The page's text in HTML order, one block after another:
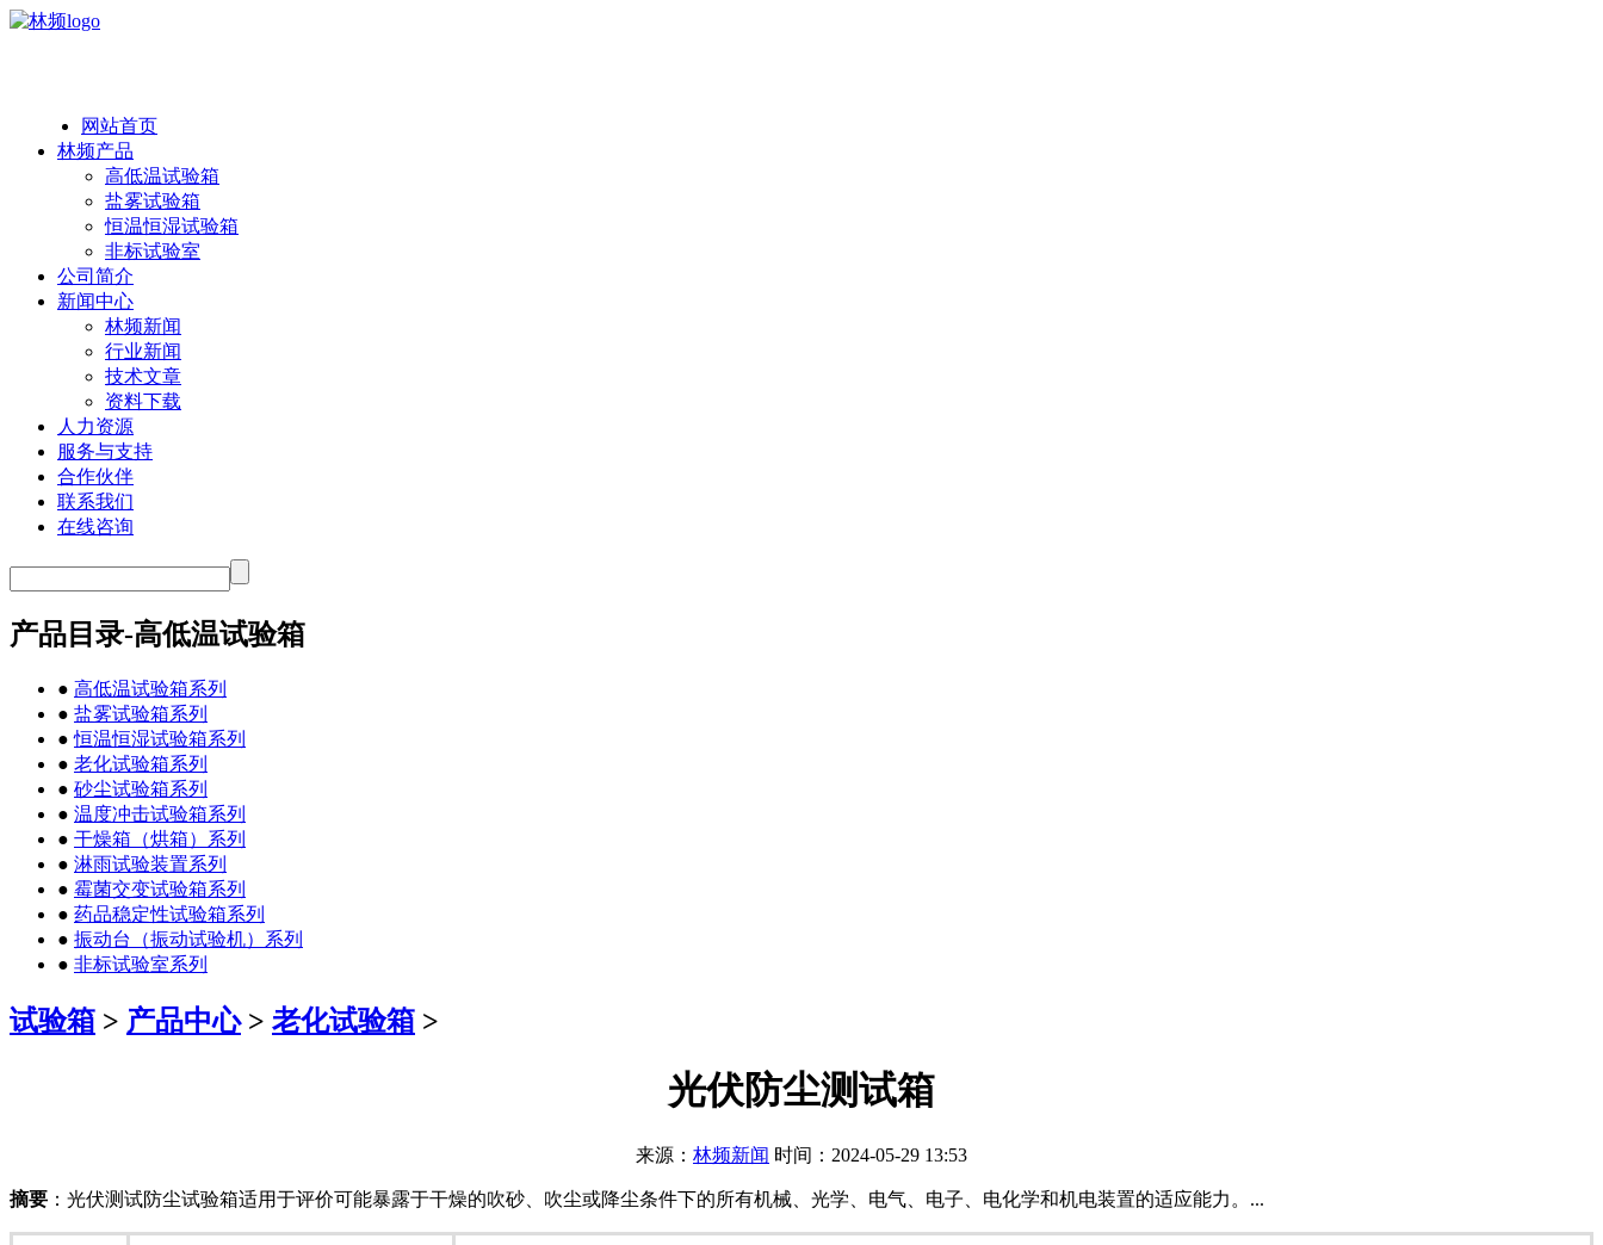
网站首页
林频产品
高低温试验箱
盐雾试验箱
恒温恒湿试验箱
非标试验室
公司简介
新闻中心
林频新闻
行业新闻
技术文章
资料下载
人力资源
服务与支持
合作伙伴
联系我们
在线咨询
产品目录-高低温试验箱
● 高低温试验箱系列
● 盐雾试验箱系列
●恒温恒湿试验箱系列
● 老化试验箱系列
● 砂尘试验箱系列
● 温度冲击试验箱系列
● 干燥箱（烘箱）系列
● 淋雨试验装置系列
● 霉菌交变试验箱系列
● 药品稳定性试验箱系列
● 振动台（振动试验机）系列
● 非标试验室系列
试验箱 > 产品中心> 老化试验箱 >
光伏防尘测试箱
来源： 林频新闻 时间：2024-05-29 13:53
摘要 ：光伏测试防尘试验箱适用于评价可能暴露于干燥的吹砂、吹尘或降尘条件下的所有机械、光学、电气、电子、电化学和机电装置的适应能力。...